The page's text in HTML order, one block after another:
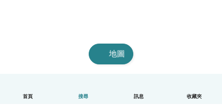
首頁 搜尋 訊息 收藏夾
地圖